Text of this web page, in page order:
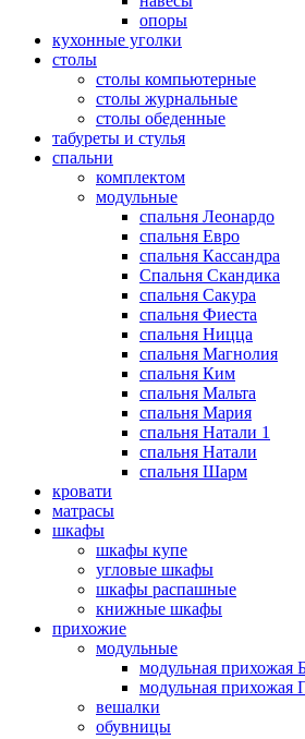
опоры
кухонные уголки
столы
столы компьютерные
столы журнальные
столы обеденные
табуреты и стулья
спальни
комплектом
модульные
спальня Леонардо
спальня Евро
спальня Кассандра
Спальня Скандика
спальня Сакура
спальня Фиеста
спальня Ницца
спальня Магнолия
спальня Ким
спальня Мальта
спальня Мария
спальня Натали 1
спальня Натали
спальня Шарм
кровати
матрасы
шкафы
шкафы купе
угловые шкафы
шкафы распашные
книжные шкафы
прихожие
модульные
модульная прихожая
модульная прихожая
вешалки
обувницы